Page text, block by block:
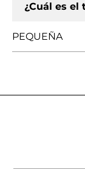
¿Cuál es el
PEQUEÑA